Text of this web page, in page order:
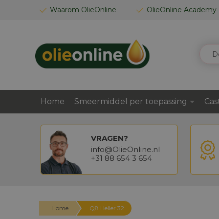
Waarom OlieOnline OlieOnline Academy
GA
ZOEK
Home Smeermiddel per toepassing
VRAGEN?
info@OlieOnline.nl
+31 88 654 3 654
Home Q8 Heller 32